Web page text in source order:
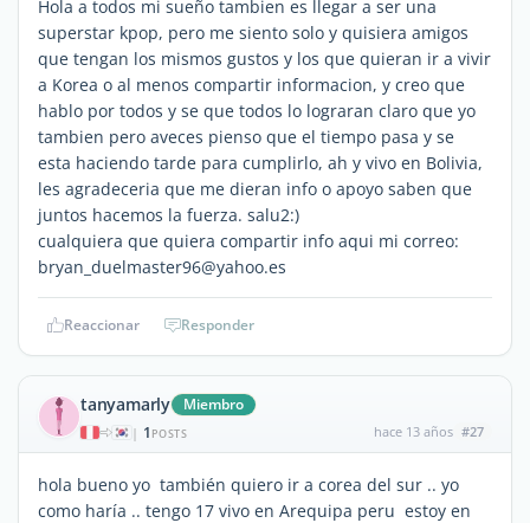
Hola a todos mi sueño tambien es llegar a ser una
superstar kpop, pero me siento solo y quisiera amigos
que tengan los mismos gustos y los que quieran ir a vivir
a Korea o al menos compartir informacion, y creo que
hablo por todos y se que todos lo lograran claro que yo
tambien pero aveces pienso que el tiempo pasa y se
esta haciendo tarde para cumplirlo, ah y vivo en Bolivia,
les agradeceria que me dieran info o apoyo saben que
juntos hacemos la fuerza. salu2:)
cualquiera que quiera compartir info aqui mi correo:
bryan_duelmaster96@yahoo.es
Reaccionar Responder
tanyamarly Miembro
| 1 POSTS hace 13 años #27
hola bueno yo también quiero ir a corea del sur .. yo
como haría .. tengo 17 vivo en Arequipa peru estoy en